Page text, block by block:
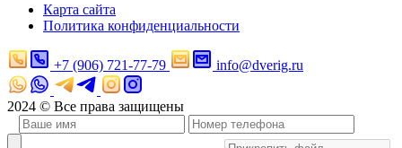
Карта сайта
Политика конфиденциальности
+7 (906) 721-77-79 info@dverig.ru
2024 © Все права защищены